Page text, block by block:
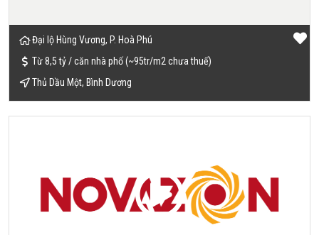
Đại lộ Hùng Vương, P. Hoà Phú
Từ 8,5 tỷ / căn nhà phố (~95tr/m2 chưa thuế)
Thủ Dầu Một, Bình Dương